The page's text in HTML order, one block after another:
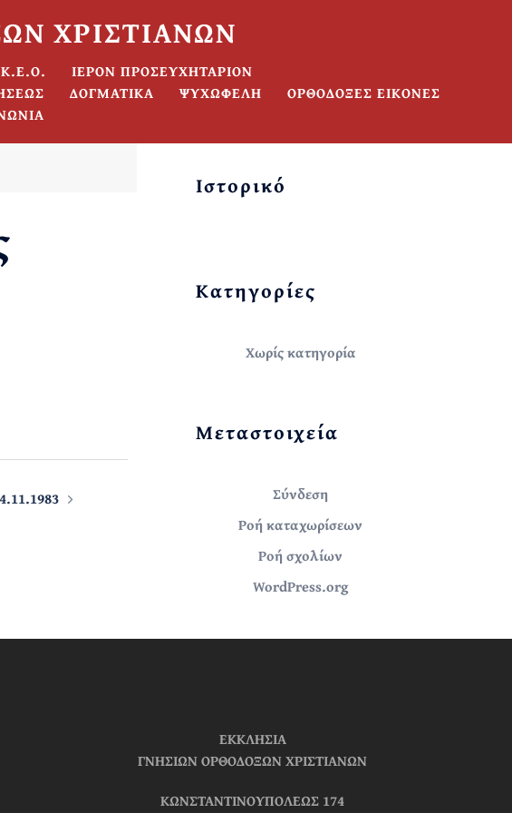
ΧΡΙΣΤΙΑΝΩΝ
ΙΕΡΟΝ ΠΡΟΣΕΥΧΗΤΑΡΙΟΝ
ΔΟΓΜΑΤΙΚΑ ΨΥΧΩΦΕΛΗ
ΟΡΘΟΔΟΞΕΣ ΕΙΚΟΝΕΣ
Ιστορικό
Kατηγορίες
Χωρίς κατηγορία
Μεταστοιχεία
Σύνδεση
Ροή καταχωρίσεων
Ροή σχολίων
WordPress.org
ΕΚΚΛΗΣΙΑ
ΓΝΗΣΙΩΝ ΟΡΘΟΔΟΞΩΝ ΧΡΙΣΤΙΑΝΩΝ
ΚΩΝΣΤΑΝΤΙΝΟΥΠΟΛΕΩΣ 174